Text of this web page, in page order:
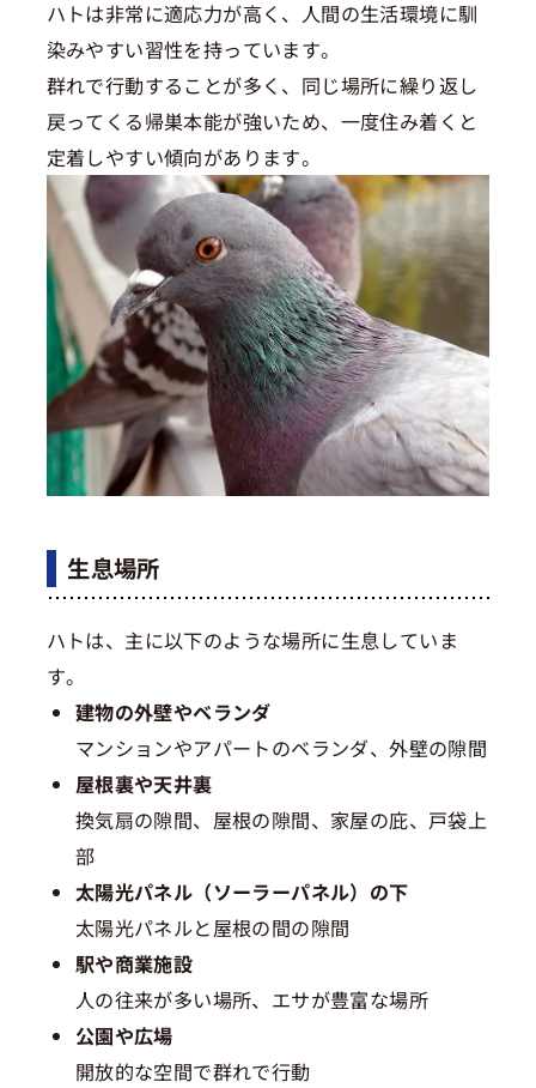
ハトは非常に適応力が高く、人間の生活環境に馴
染みやすい習性を持っています。
群れで行動することが多く、同じ場所に繰り返し
戻ってくる帰巣本能が強いため、一度住み着くと
定着しやすい傾向があります。
生息場所
ハトは、主に以下のような場所に生息していま
す。
建物の外壁やベランダ
マンションやアパートのベランダ、外壁の隙間
屋根裏や天井裏
換気扇の隙間、屋根の隙間、家屋の庇、戸袋上
部
太陽光パネル（ソーラーパネル）の下
太陽光パネルと屋根の間の隙間
駅や商業施設
人の往来が多い場所、エサが豊富な場所
公園や広場
開放的な空間で群れで行動